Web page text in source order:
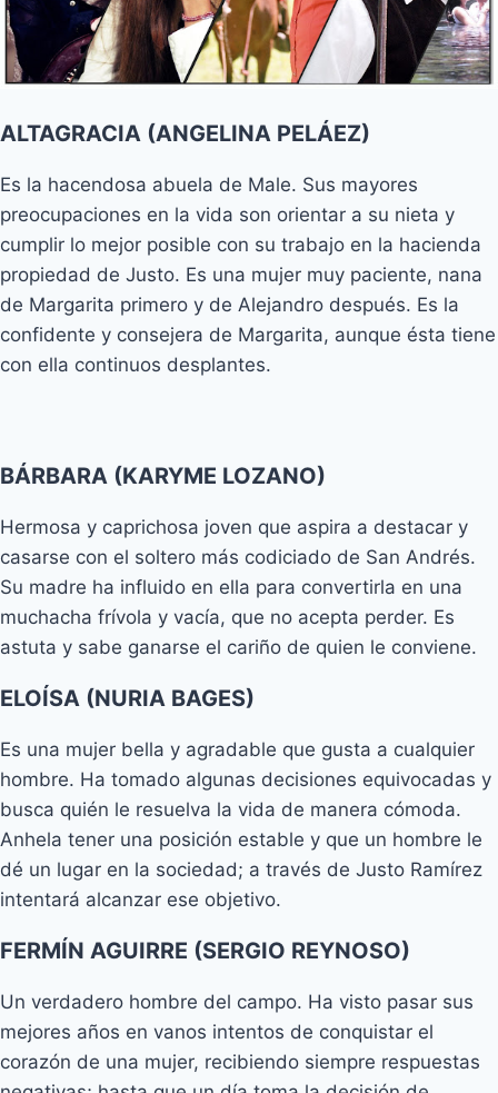
ALTAGRACIA (ANGELINA PELÁEZ)
Es la hacendosa abuela de Male. Sus mayores
preocupaciones en la vida son orientar a su nieta y
cumplir lo mejor posible con su trabajo en la hacienda
propiedad de Justo. Es una mujer muy paciente, nana
de Margarita primero y de Alejandro después. Es la
confidente y consejera de Margarita, aunque ésta tiene
con ella continuos desplantes.
BÁRBARA (KARYME LOZANO)
Hermosa y caprichosa joven que aspira a destacar y
casarse con el soltero más codiciado de San Andrés.
Su madre ha influido en ella para convertirla en una
muchacha frívola y vacía, que no acepta perder. Es
astuta y sabe ganarse el cariño de quien le conviene.
ELOÍSA (NURIA BAGES)
Es una mujer bella y agradable que gusta a cualquier
hombre. Ha tomado algunas decisiones equivocadas y
busca quién le resuelva la vida de manera cómoda.
Anhela tener una posición estable y que un hombre le
dé un lugar en la sociedad; a través de Justo Ramírez
intentará alcanzar ese objetivo.
FERMÍN AGUIRRE (SERGIO REYNOSO)
Un verdadero hombre del campo. Ha visto pasar sus
mejores años en vanos intentos de conquistar el
corazón de una mujer, recibiendo siempre respuestas